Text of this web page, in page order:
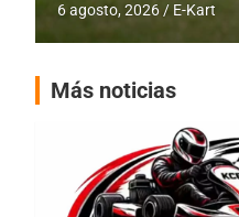
4 agosto, 2026 E-Kart
Más noticias